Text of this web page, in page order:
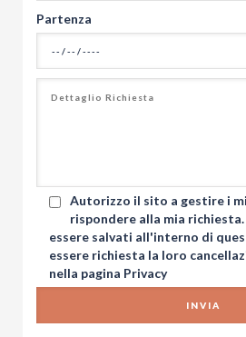
Partenza
Autorizzo il sito a gestire i
rispondere alla mia
essere salvati all'interno di
essere richiesta la loro
nella pagina Privacy